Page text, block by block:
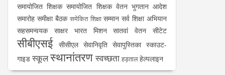
समायोजित शिक्षक समायोजित शिक्षक वेतन भुगतान आदेश
समारोह समीक्षा बैठक समेकित शिक्षा सम्मान सर्व शिक्षा अभियान
सहसमन्वयक
साक्षर भारत मिशन सातवां वेतन सीटेट
सीबीएसई सीसीएल सेवानिवृति सेवापुस्तिका स्काउट-
गाइड स्कूलस्थानांतरण स्वच्छता हड़तालहेल्पलाइन